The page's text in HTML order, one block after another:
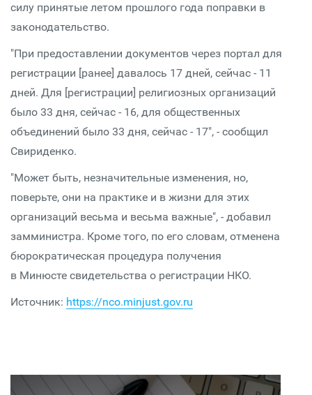
силу принятые летом прошлого года поправки в
законодательство.
"При предоставлении документов через портал для
регистрации [ранее] давалось 17 дней, сейчас - 11
дней. Для [регистрации] религиозных организаций
было 33 дня, сейчас - 16, для общественных
объединений было 33 дня, сейчас - 17", - сообщил
Свириденко.
"Может быть, незначительные изменения, но,
поверьте, они на практике и в жизни для этих
организаций весьма и весьма важные", - добавил
замминистра. Кроме того, по его словам, отменена
бюрократическая процедура получения
в Минюсте свидетельства о регистрации НКО.
Источник: https://nco.minjust.gov.ru